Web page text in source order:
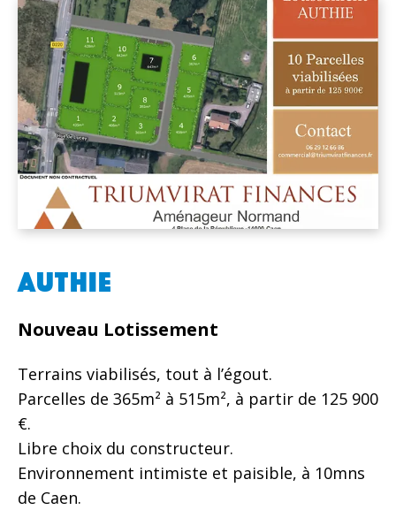
AUTHIE
Nouveau Lotissement
Terrains viabilisés, tout à l’égout.
Parcelles de 365m² à 515m², à partir de 125 900
€.
Libre choix du constructeur.
Environnement intimiste et paisible, à 10mns
de Caen.